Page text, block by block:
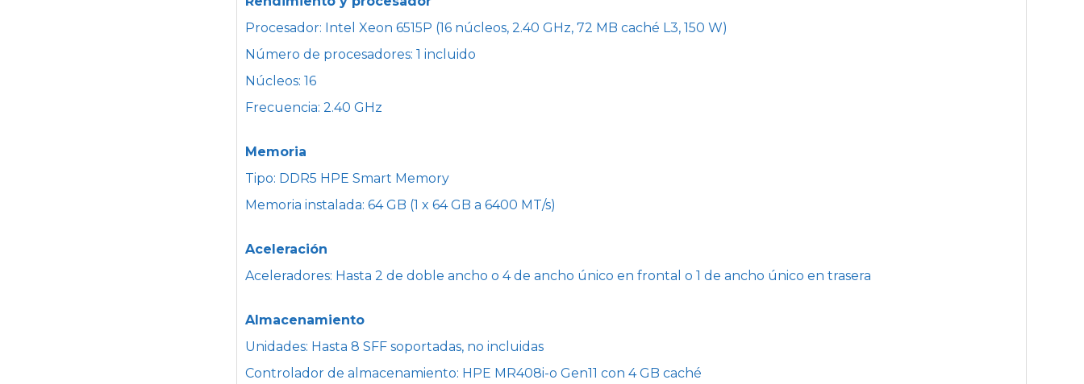
Procesador: Intel Xeon 6515P (16 núcleos, 2.40 GHz, 72 MB caché L3, 150 W)
Número de procesadores: 1 incluido
Núcleos: 16
Frecuencia: 2.40 GHz
Memoria
Tipo: DDR5 HPE Smart Memory
Memoria instalada: 64 GB (1 x 64 GB a 6400 MT/s)
Aceleración
Aceleradores: Hasta 2 de doble ancho o 4 de ancho único en frontal o 1 de ancho único en trasera
Almacenamiento
Unidades: Hasta 8 SFF soportadas, no incluidas
Controlador de almacenamiento: HPE MR408i-o Gen11 con 4 GB caché